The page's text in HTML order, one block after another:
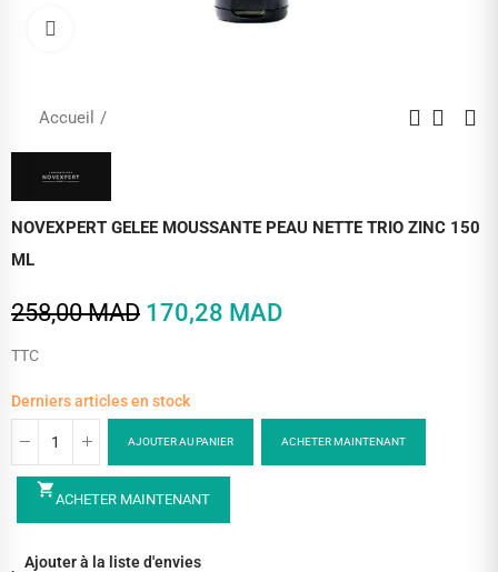
Accueil
NOVEXPERT GELEE MOUSSANTE PEAU NETTE TRIO ZINC 150
ML
258,00 MAD 170,28 MAD
TTC
Derniers articles en stock
AJOUTER AU PANIER ACHETER MAINTENANT
shopping_cartACHETER MAINTENANT
Ajouter à la liste d'envies